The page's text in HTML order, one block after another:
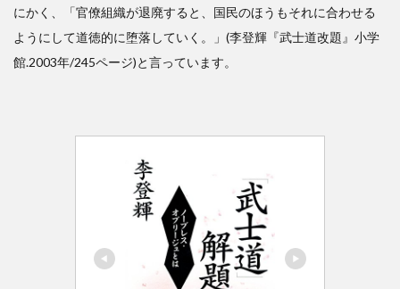
にかく、「官僚組織が退廃すると、国民のほうもそれに合わせる
ようにして道徳的に堕落していく。」(李登輝『武士道改題』小学
館.2003年/245ページ)と言っています。